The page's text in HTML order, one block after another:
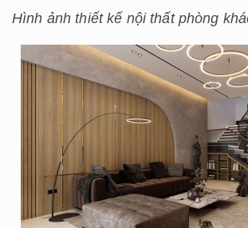
Hình ảnh thiết kế nội thất phòng